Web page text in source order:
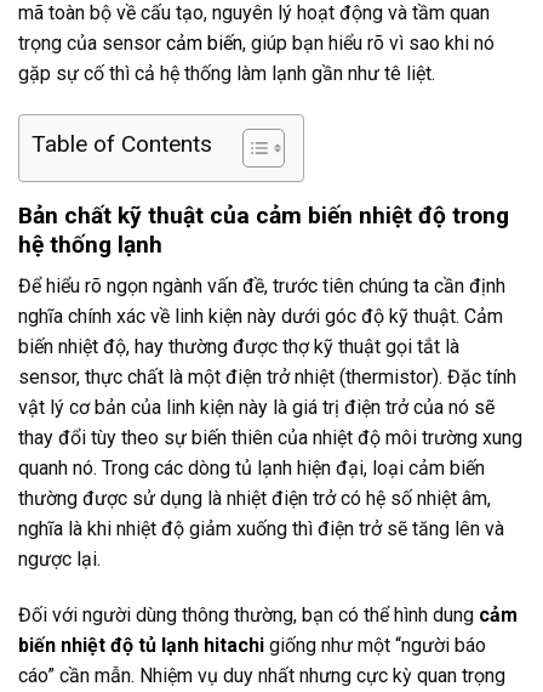
mã toàn bộ về cấu tạo, nguyên lý hoạt động và tầm quan
trọng của sensor cảm biến, giúp bạn hiểu rõ vì sao khi nó
gặp sự cố thì cả hệ thống làm lạnh gần như tê liệt.
Table of Contents
Bản chất kỹ thuật của cảm biến nhiệt độ trong
hệ thống lạnh
Để hiểu rõ ngọn ngành vấn đề, trước tiên chúng ta cần định
nghĩa chính xác về linh kiện này dưới góc độ kỹ thuật. Cảm
biến nhiệt độ, hay thường được thợ kỹ thuật gọi tắt là
sensor, thực chất là một điện trở nhiệt (thermistor). Đặc tính
vật lý cơ bản của linh kiện này là giá trị điện trở của nó sẽ
thay đổi tùy theo sự biến thiên của nhiệt độ môi trường xung
quanh nó. Trong các dòng tủ lạnh hiện đại, loại cảm biến
thường được sử dụng là nhiệt điện trở có hệ số nhiệt âm,
nghĩa là khi nhiệt độ giảm xuống thì điện trở sẽ tăng lên và
ngược lại.
Đối với người dùng thông thường, bạn có thể hình dung cảm
biến nhiệt độ tủ lạnh hitachi giống như một “người báo
cáo” cần mẫn. Nhiệm vụ duy nhất nhưng cực kỳ quan trọng